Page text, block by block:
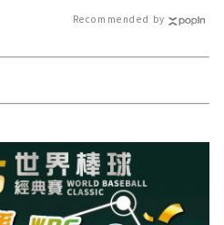
Recommended by